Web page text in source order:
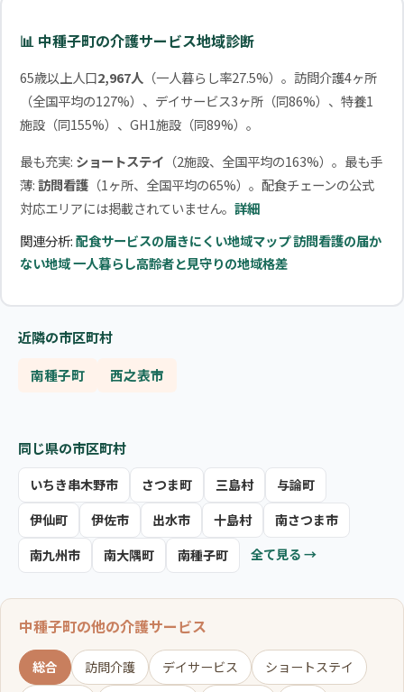
📊 中種子町の介護サービス地域診断
65歳以上人口2,967人（一人暮らし率27.5%）。訪問介護4ヶ所
（全国平均の127%）、デイサービス3ヶ所（同86%）、特養1
施設（同155%）、GH1施設（同89%）。
最も充実: ショートステイ （2施設、全国平均の163%）。最も手
薄:訪問看護（1ヶ所、全国平均の65%）。配食チェーンの公式
対応エリアには掲載されていません。 詳細
関連分析:配食サービスの届きにくい地域マップ訪問看護の届か
ない地域一人暮らし高齢者と見守りの地域格差
近隣の市区町村
南種子町 西之表市
同じ県の市区町村
いちき串木野市 さつま町 三島村
与論町
伊仙町
伊佐市 出水市 十島村
南さつま市
南九州市
南大隅町 南種子町 全て見る →
中種子町の他の介護サービス
総合 訪問介護 デイサービス
ショートステイ